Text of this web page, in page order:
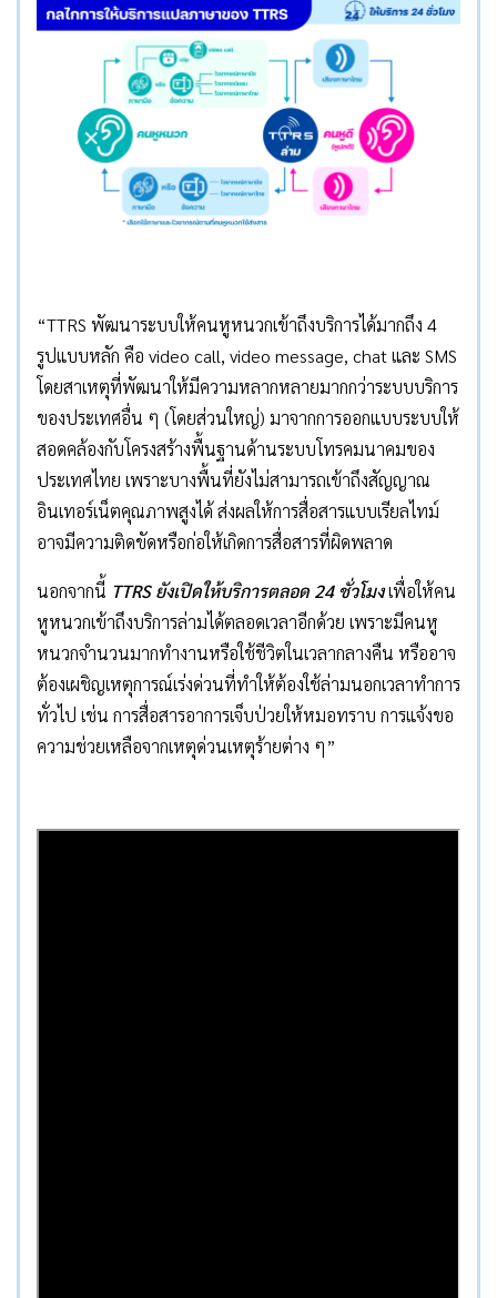
“TTRS พัฒนาระบบให้คนหูหนวกเข้าถึงบริการได้มากถึง 4
รูปแบบหลัก คือ video call, video message, chat และ SMS
โดยสาเหตุที่พัฒนาให้มีความหลากหลายมากกว่าระบบบริการ
ของประเทศอื่น ๆ (โดยส่วนใหญ่) มาจากการออกแบบระบบให้
สอดคล้องกับโครงสร้างพื้นฐานด้านระบบโทรคมนาคมของ
ประเทศไทย เพราะบางพื้นที่ยังไม่สามารถเข้าถึงสัญญาณ
อินเทอร์เน็ตคุณภาพสูงได้ ส่งผลให้การสื่อสารแบบเรียลไทม์
อาจมีความติดขัดหรือก่อให้เกิดการสื่อสารที่ผิดพลาด
นอกจากนี้ TTRSยังเปิดให้บริการตลอด 24 ชั่วโมงเพื่อให้คน
หูหนวกเข้าถึงบริการล่ามได้ตลอดเวลาอีกด้วย เพราะมีคนหู
หนวกจำนวนมากทำงานหรือใช้ชีวิตในเวลากลางคืน หรืออาจ
ต้องเผชิญเหตุการณ์เร่งด่วนที่ทำให้ต้องใช้ล่ามนอกเวลาทำการ
ทั่วไป เช่น การสื่อสารอาการเจ็บป่วยให้หมอทราบ การแจ้งขอ
ความช่วยเหลือจากเหตุด่วนเหตุร้ายต่าง ๆ”